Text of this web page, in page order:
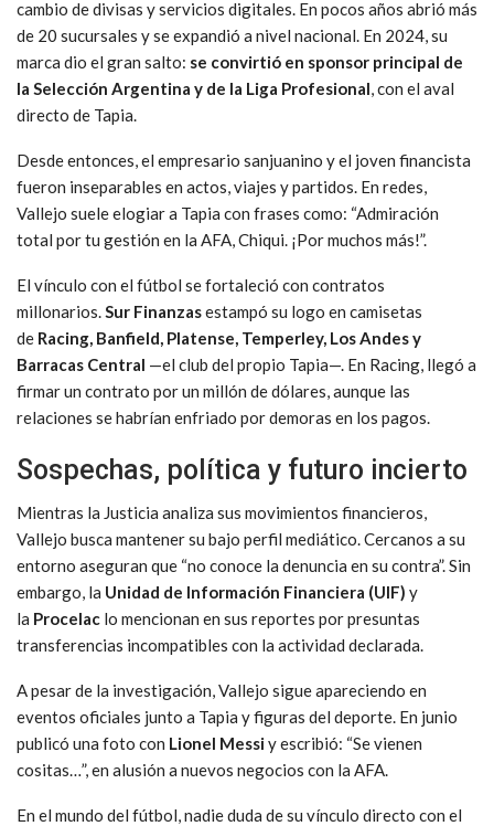
cambio de divisas y servicios digitales. En pocos años abrió más
de 20 sucursales y se expandió a nivel nacional. En 2024, su
marca dio el gran salto: se convirtió en sponsor principal de
la Selección Argentina y de la Liga Profesional, con el aval
directo de Tapia.
Desde entonces, el empresario sanjuanino y el joven financista
fueron inseparables en actos, viajes y partidos. En redes,
Vallejo suele elogiar a Tapia con frases como: “Admiración
total por tu gestión en la AFA, Chiqui. ¡Por muchos más!”.
El vínculo con el fútbol se fortaleció con contratos
millonarios.Sur Finanzasestampó su logo en camisetas
de Racing, Banfield, Platense, Temperley, Los Andes y
Barracas Central —el club del propio Tapia—. En Racing, llegó a
firmar un contrato por un millón de dólares, aunque las
relaciones se habrían enfriado por demoras en los pagos.
Sospechas, política y futuro incierto
Mientras la Justicia analiza sus movimientos financieros,
Vallejo busca mantener su bajo perfil mediático. Cercanos a su
entorno aseguran que “no conoce la denuncia en su contra”. Sin
embargo, la Unidad de Información Financiera (UIF) y
la Procelac lo mencionan en sus reportes por presuntas
transferencias incompatibles con la actividad declarada.
A pesar de la investigación, Vallejo sigue apareciendo en
eventos oficiales junto a Tapia y figuras del deporte. En junio
publicó una foto con Lionel Messiy escribió: “Se vienen
cositas…”, en alusión a nuevos negocios con la AFA.
En el mundo del fútbol, nadie duda de su vínculo directo con el